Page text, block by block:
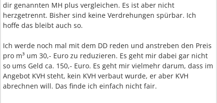
dir genannten MH plus vergleichen. Es ist aber nicht
herzgetrennt. Bisher sind keine Verdrehungen spürbar. Ich
hoffe das bleibt auch so.
Ich werde noch mal mit dem DD reden und anstreben den Preis
pro m³ um 30,- Euro zu reduzieren. Es geht mir dabei gar nicht
so ums Geld ca. 150,- Euro. Es geht mir vielmehr darum, dass im
Angebot KVH steht, kein KVH verbaut wurde, er aber KVH
abrechnen will. Das finde ich einfach nicht fair.